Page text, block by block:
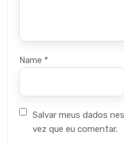
Name *
Salvar meus dados
vez que eu comentar.